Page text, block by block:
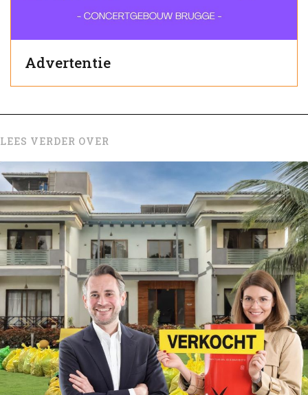
Advertentie
LEES VERDER OVER